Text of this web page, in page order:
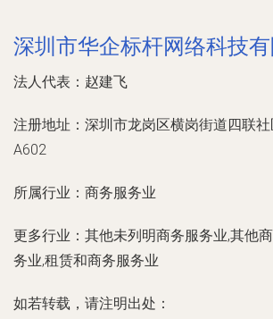
深圳市华企标杆网络科技有
法人代表： 赵建飞
注册地址： 深圳市龙岗区横岗街道四联
A602
所属行业： 商务服务业
更多行业： 其他未列明商务服务业,其他
务业,租赁和商务服务业
如若转载，请注明出处：